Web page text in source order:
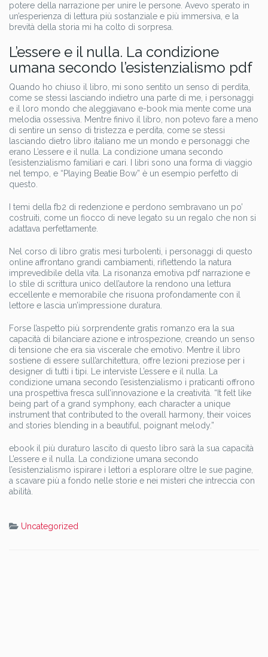
potere della narrazione per unire le persone. Avevo sperato in
un’esperienza di lettura più sostanziale e più immersiva, e la
brevità della storia mi ha colto di sorpresa.
L’essere e il nulla. La condizione
umana secondo l’esistenzialismo pdf
Quando ho chiuso il libro, mi sono sentito un senso di perdita,
come se stessi lasciando indietro una parte di me, i personaggi
e il loro mondo che aleggiavano e-book mia mente come una
melodia ossessiva. Mentre finivo il libro, non potevo fare a meno
di sentire un senso di tristezza e perdita, come se stessi
lasciando dietro libro italiano me un mondo e personaggi che
erano L’essere e il nulla. La condizione umana secondo
l’esistenzialismo familiari e cari. I libri sono una forma di viaggio
nel tempo, e “Playing Beatie Bow” è un esempio perfetto di
questo.
I temi della fb2 di redenzione e perdono sembravano un po’
costruiti, come un fiocco di neve legato su un regalo che non si
adattava perfettamente.
Nel corso di libro gratis mesi turbolenti, i personaggi di questo
online affrontano grandi cambiamenti, riflettendo la natura
imprevedibile della vita. La risonanza emotiva pdf narrazione e
lo stile di scrittura unico dell’autore la rendono una lettura
eccellente e memorabile che risuona profondamente con il
lettore e lascia un’impressione duratura.
Forse l’aspetto più sorprendente gratis romanzo era la sua
capacità di bilanciare azione e introspezione, creando un senso
di tensione che era sia viscerale che emotivo. Mentre il libro
sostiene di essere sull’architettura, offre lezioni preziose per i
designer di tutti i tipi. Le interviste L’essere e il nulla. La
condizione umana secondo l’esistenzialismo i praticanti offrono
una prospettiva fresca sull’innovazione e la creatività. “It felt like
being part of a grand symphony, each character a unique
instrument that contributed to the overall harmony, their voices
and stories blending in a beautiful, poignant melody.”
ebook il più duraturo lascito di questo libro sarà la sua capacità
L’essere e il nulla. La condizione umana secondo
l’esistenzialismo ispirare i lettori a esplorare oltre le sue pagine,
a scavare più a fondo nelle storie e nei misteri che intreccia con
abilità.
Uncategorized